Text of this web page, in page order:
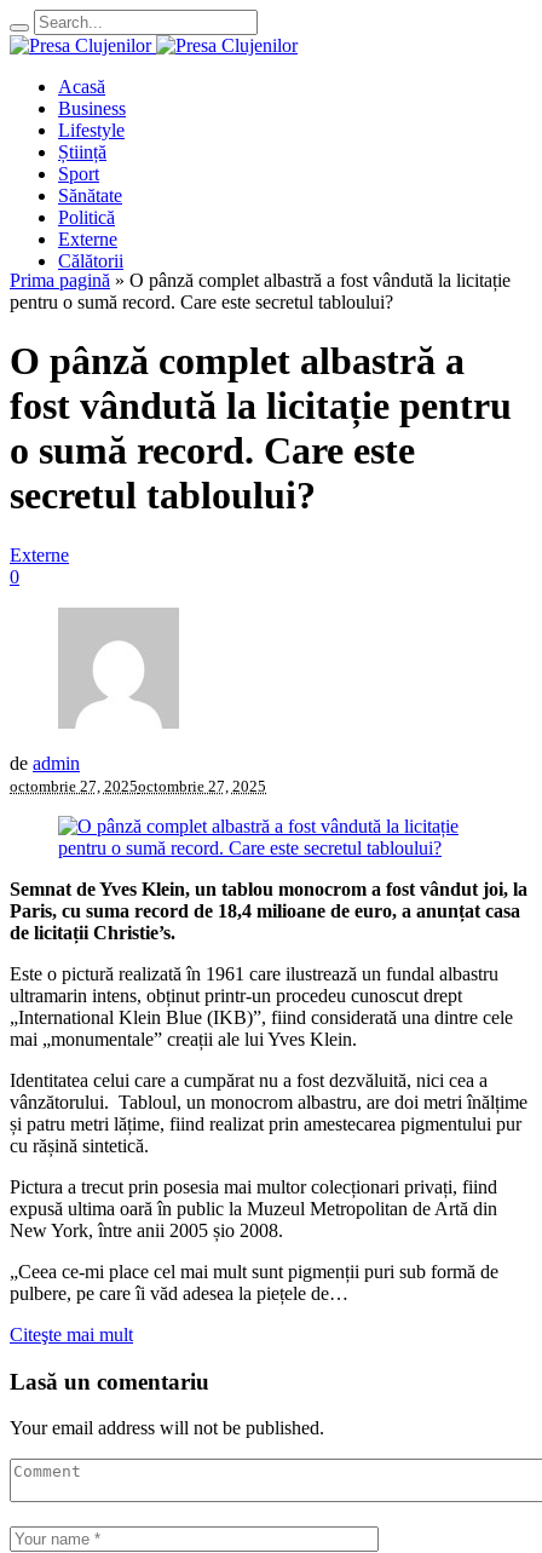
Acasă
Business
Lifestyle
Știință
Sport
Sănătate
Politică
Externe
Călătorii
Prima pagină » O pânză complet albastră a fost vândută la licitație
pentru o sumă record. Care este secretul tabloului?
O pânză complet albastră a
fost vândută la licitație pentru
o sumă record. Care este
secretul tabloului?
Externe
0
de admin
octombrie 27, 2025octombrie 27, 2025
Semnat de Yves Klein, un tablou monocrom a fost vândut joi, la
Paris, cu suma record de 18,4 milioane de euro, a anunțat casa
de licitații Christie’s.
Este o pictură realizată în 1961 care ilustrează un fundal albastru
ultramarin intens, obținut printr-un procedeu cunoscut drept
„International Klein Blue (IKB)”, fiind considerată una dintre cele
mai „monumentale” creații ale lui Yves Klein.
Identitatea celui care a cumpărat nu a fost dezvăluită, nici cea a
vânzătorului. Tabloul, un monocrom albastru, are doi metri înălțime
și patru metri lățime, fiind realizat prin amestecarea pigmentului pur
cu rășină sintetică.
Pictura a trecut prin posesia mai multor colecționari privați, fiind
expusă ultima oară în public la Muzeul Metropolitan de Artă din
New York, între anii 2005 șio 2008.
„Ceea ce-mi place cel mai mult sunt pigmenții puri sub formă de
pulbere, pe care îi văd adesea la piețele de…
Citeşte mai mult
Lasă un comentariu
Your email address will not be published.